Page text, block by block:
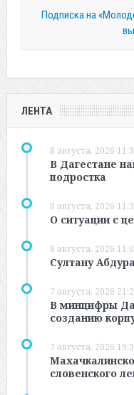
Подписка на
ЛЕНТА
8 августа, 2026
В Дагестане
подростка
8 августа, 2026
О ситуации с
8 августа, 2026
Султану
7 августа, 2026
В минцифры
созданию
7 августа, 2026
словенского